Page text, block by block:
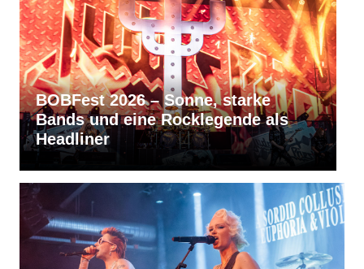
RVBang Festival 2026 – Balingen
bleibt die Metal-Hochburg des
Südens